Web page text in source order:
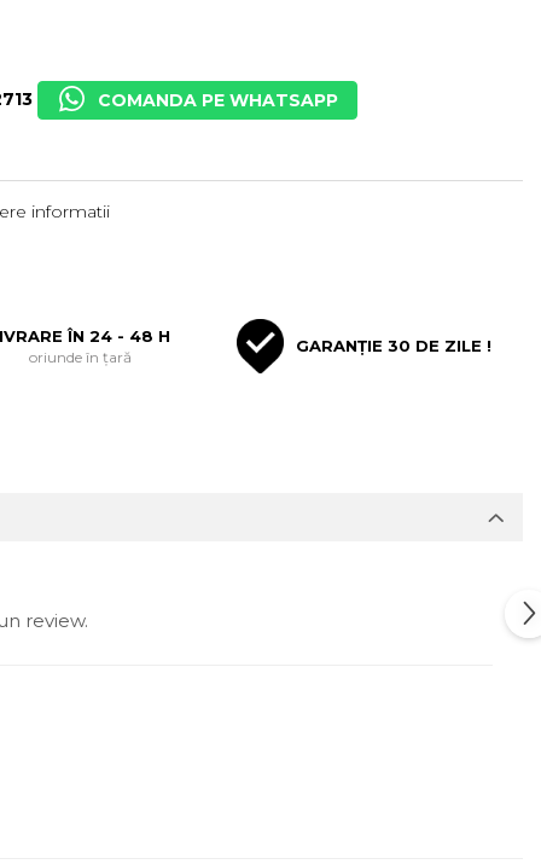
COMANDA PE WHATSAPP
informatii
ÎN 24 - 48 H
oriunde în țară
GARANȚIE 30 DE ZILE !
review.